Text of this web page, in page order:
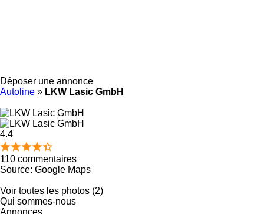
Déposer une annonce
Autoline » LKW Lasic GmbH
4.4
110 commentaires
Source: Google Maps
Voir toutes les photos (2)
Qui sommes-nous
Annonces